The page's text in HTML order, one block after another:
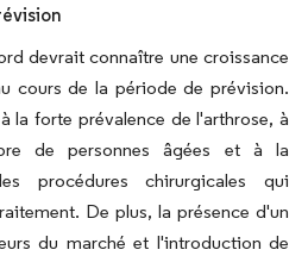
devrait connaître une croissance
cours de la période de prévision.
la forte prévalence de l'arthrose, à
de personnes âgées et à la
procédures chirurgicales qui
De plus, la présence d'un
du marché et l'introduction de